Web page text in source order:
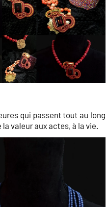
qui passent tout au long
valeur aux actes, à la vie.